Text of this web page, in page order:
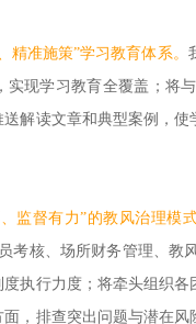
精准施策”学习教育体系。
实现学习教育全覆盖；将
解读文章和典型案例，
监督有力”的教风治理模式
考核、场所财务管理、
执行力度；将牵头组织
，排查突出问题与潜在